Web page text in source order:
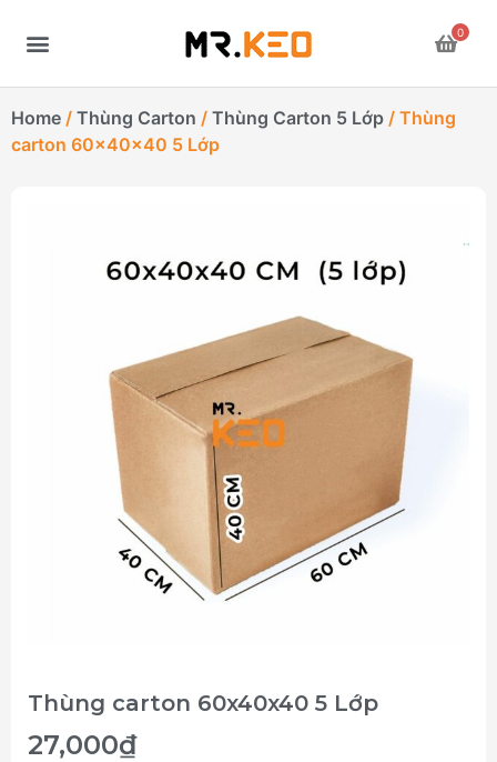
0
Home / Thùng Carton / Thùng Carton 5 Lớp / Thùng
carton 60x40x40 5 Lớp
Thùng carton 60x40x40 5 Lớp
27,000₫